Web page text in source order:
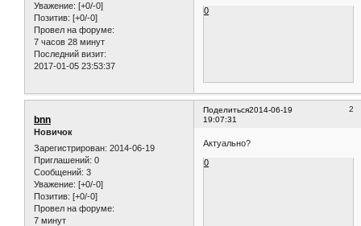
Уважение: [+0/-0]
Позитив: [+0/-0]
Провел на форуме:
7 часов 28 минут
Последний визит:
2017-01-05 23:53:37
0
Поделиться 2
2014-06-19
19:07:31
bnn
Новичок
Зарегистрирован: 2014-06-19
Приглашений: 0
Сообщений: 3
Уважение: [+0/-0]
Позитив: [+0/-0]
Провел на форуме:
7 минут
Актуально?
0